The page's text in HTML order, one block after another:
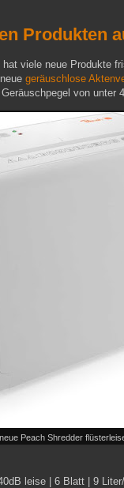
Produkten
hat viele neue Produkte
geräuschlose
von unter
Peach Shredder
leise | 6 Blatt | 9